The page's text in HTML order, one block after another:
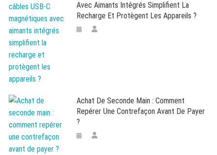
Avec Aimants Intégrés Simplifient La
Recharge Et Protègent Les Appareils ?
Achat De Seconde Main : Comment
Repérer Une Contrefaçon Avant De Payer
?